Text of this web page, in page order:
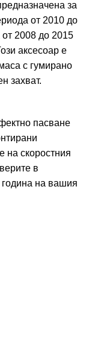
за
от 2010 до
2008 до 2015
аксесоар е
с гумирано
захват.
пасване
на скоростния
в
година на вашия